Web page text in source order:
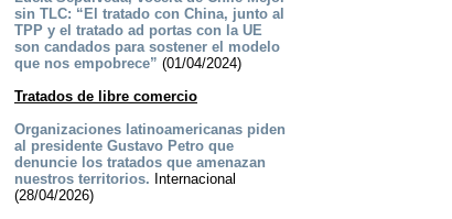
sin TLC: “El tratado con China, junto al
TPP y el tratado ad portas con la UE
son candados para sostener el modelo
que nos empobrece” (01/04/2024)
Tratados de libre comercio
Organizaciones latinoamericanas piden
al presidente Gustavo Petro que
denuncie los tratados que amenazan
nuestros territorios. Internacional
(28/04/2026)